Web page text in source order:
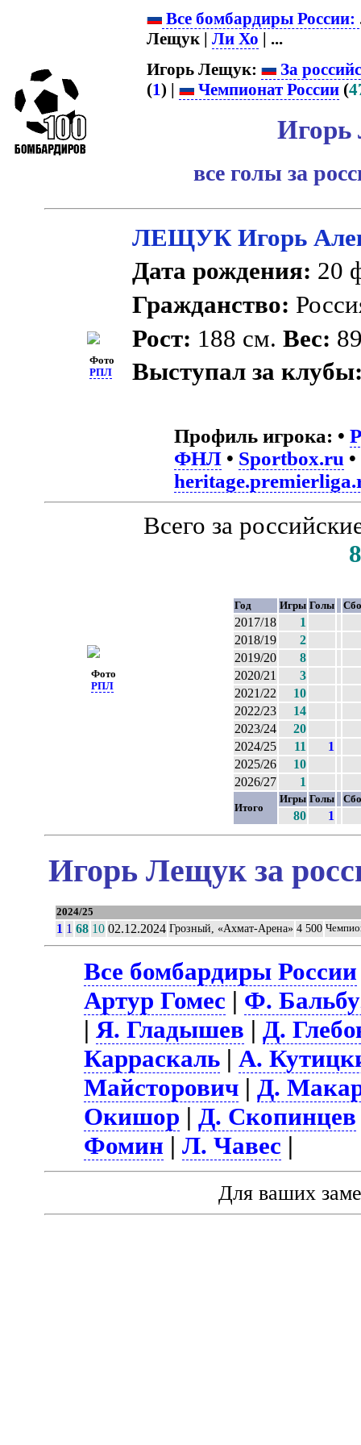
Все бомбардиры России:
Лещук | Ли Хо | ...
Игорь Лещук:
За
(1) | Чемпионат России (
все голы за
Фото
РПЛ
ЛЕЩУК Игорь
Дата рождения: 20
Гражданство:
Рост: 188 см.Вес:
Выступал за
Профиль игрока: •
ФНЛ• Sportbox.ru •
Фото
РПЛ
Всего за
Год Игры Голы
2017/18
1
2018/19
2
2019/20
8
2020/21
3
2021/22
10
2022/23
14
2023/24
20
2024/25
11
1
2025/26
10
2026/27
1
Итого
Игры Голы
80 1
Игорь Лещук за
2024/25
1 1 68 10 02.12.2024 Грозный, «Ахмат-Арена» 4 500
Все бомбардиры России
Артур Гомес | Ф.
|Я. Гладышев |Д.
Карраскаль |А.
Майсторович |Д.
Окишор |Д. Скопинцев
Фомин |Л. Чавес |
Для ваших